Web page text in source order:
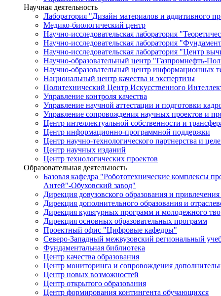
Научная деятельность
Лаборатория "Дизайн материалов и аддитивного
Медико-биологический центр
Научно-исследовательская лаборатория
Научно-исследовательская лаборатория
Научно-исследовательская лаборатория "Центр
Научно-образовательный центр "Газпромнефть-
Научно-образовательный центр информационных
Национальный центр качества и экспертизы
Политехнический Центр Искусственного
Управление контроля качества
Управление научной аттестации и подготовки
Управление сопровождения научных проектов и
Центр интеллектуальной собственности и
Центр информационно-программной поддержки
Центр научно-технологического партнерства и
Центр научных изданий
Центр технологических проектов
Образовательная деятельность
Базовая кафедра "Робототехнические комплексы
Антей"-Обуховский завод"
Дирекция довузовского образования и привлечения
Дирекция дополнительного образования и
Дирекция культурных программ и молодежного
Дирекция основных образовательных программ
Проектный офис "Цифровые кафедры"
Северо-Западный межвузовский региональный
Фундаментальная библиотека
Центр качества образования
Центр мониторинга и сопровождения
Центр новых возможностей
Центр открытого образования
Центр формирования контингента обучающихся